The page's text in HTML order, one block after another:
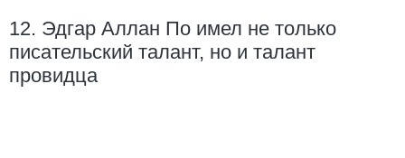
12. Эдгар Аллан По имел не только
писательский талант, но и талант
провидца